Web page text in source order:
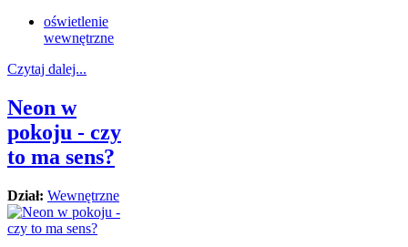
oświetlenie
wewnętrzne
Czytaj dalej...
Neon w
pokoju - czy
to ma sens?
Dział: Wewnętrzne